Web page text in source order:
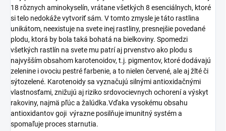
18 rôznych aminokyselín, vrátane všetkých 8 esenciálnych, ktoré
si telo nedokáže vytvoriť sám. V tomto zmysle je táto rastlina
unikátom, neexistuje na svete inej rastliny, presnejšie povedané
plodu, ktorá by bola taká bohatá na bielkoviny. Spomedzi
všetkých rastlín na svete mu patrí aj prvenstvo ako plodu s
najvyšším obsahom karotenoidov, t.j. pigmentov, ktoré dodávajú
zelenine i ovociu pestré farbenie, a to nielen červené, ale aj žlté či
sýtozelené. Karotenoidy sa vyznačujú silnými antioxidačnými
vlastnosťami, znižujú aj riziko srdovocievnych ochorení a výskyt
rakoviny, najmä pľúc a žalúdka.Vďaka vysokému obsahu
antioxidantov goji výrazne posilňuje imunitný systém a
spomaľuje proces starnutia.